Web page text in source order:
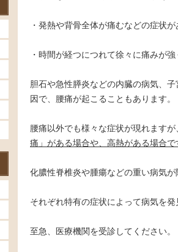
・発熱や背骨全体が痛むなどの症状が
・時間が経つにつれて徐々に痛みが強
胆石や急性膵炎などの内臓の病気、
因で、腰痛が起こることもあります。
腰痛以外でも様々な症状が現れますが
痛」がある場合や、高熱がある場合で
化膿性脊椎炎や腫瘍などの重い病気が
それぞれ特有の症状によって病気を
至急、医療機関を受診してください。